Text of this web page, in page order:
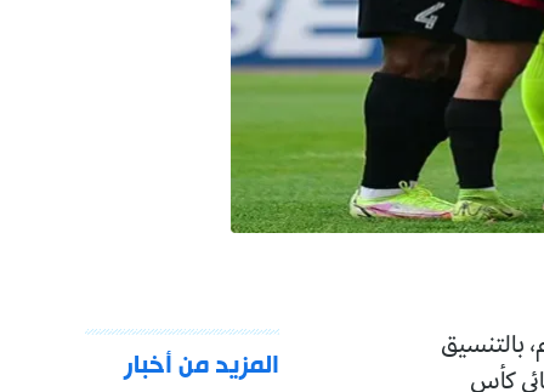
المزيد من أخبار